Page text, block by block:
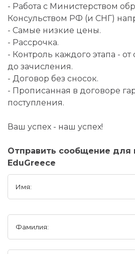
- Работа с Министерством
Консульством РФ (и СНГ)
- Самые низкие цены.
- Рассрочка.
- Контроль каждого этапа -
до зачисления.
- Договор без сносок.
- Прописанная в договоре
поступления.
Ваш успех - наш успех!
Отправить сообщение для
EduGreece
Имя:
Фамилия: